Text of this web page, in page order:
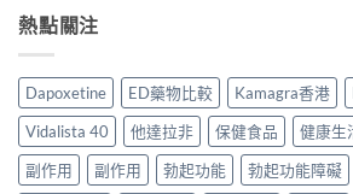
實
比
與
選
購
指
南〉
說
安
全
服
用
實
正
貨
購
買
南〉
價：
用
家
實
用
勁
幾
食
最
有
效？
2026
香
熱點關注
Dapoxetine ED藥物比較 Kamagra香港
Vidalista 40
他達拉非 保健食品 健康生
副作用
副作用 勃起功能 勃起功能障礙